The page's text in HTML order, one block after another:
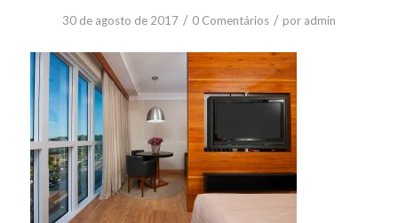
30 de agosto de 2017 / 0 Comentários / por admin